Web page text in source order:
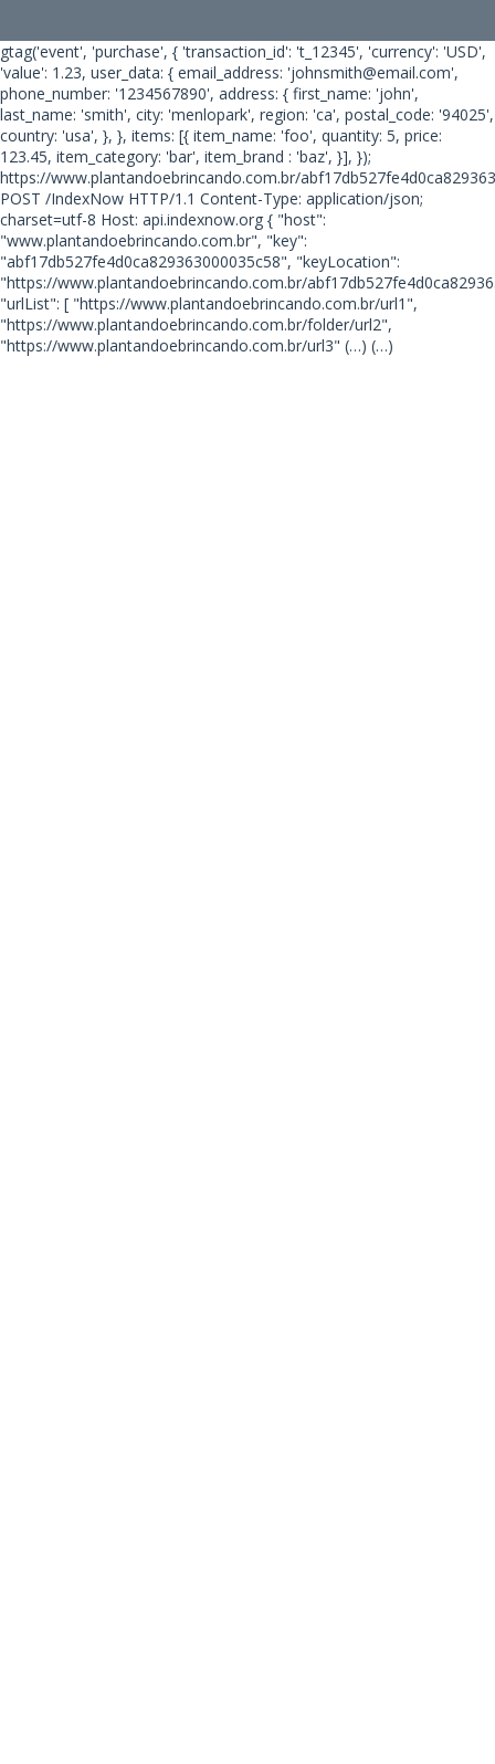
gtag('event', 'purchase', { 'transaction_id': 't_12345', 'currency': 'USD',
'value': 1.23, user_data: { email_address: 'johnsmith@email.com',
phone_number: '1234567890', address: { first_name: 'john',
last_name: 'smith', city: 'menlopark', region: 'ca', postal_code: '94025',
country: 'usa', }, }, items: [{ item_name: 'foo', quantity: 5, price:
123.45, item_category: 'bar', item_brand : 'baz', }], });
https://www.plantandoebrincando.com.br/
POST /IndexNow HTTP/1.1 Content-Type: application/json;
charset=utf-8 Host: api.indexnow.org { "host":
"www.plantandoebrincando.com.br", "key":
"abf17db527fe4d0ca829363000035c58", "keyLocation":
"https://www.plantandoebrincando.com.br/
"urlList": [ "https://www.plantandoebrincando.com.br/url1",
"https://www.plantandoebrincando.com.br/folder/url2",
"https://www.plantandoebrincando.com.br/url3" (…) (…)